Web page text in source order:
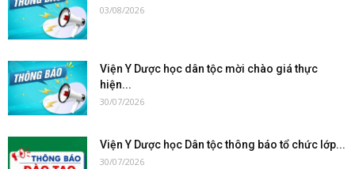
03/08/2026
Viện Y Dược học dân tộc mời chào giá thực
hiện...
30/07/2026
Viện Y Dược học Dân tộc thông báo tổ chức lớp...
30/07/2026